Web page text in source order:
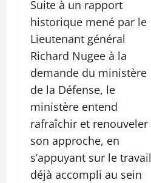
Suite à un rapport
historique mené par le
Lieutenant général
Richard Nugee à la
demande du ministère
de la Défense, le
ministère entend
rafraîchir et renouveler
son approche, en
s’appuyant sur le travail
déjà accompli au sein